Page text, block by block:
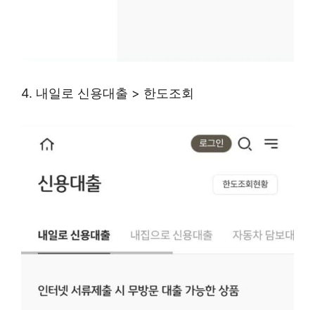
4. 내일로 신용대출 > 한도조회